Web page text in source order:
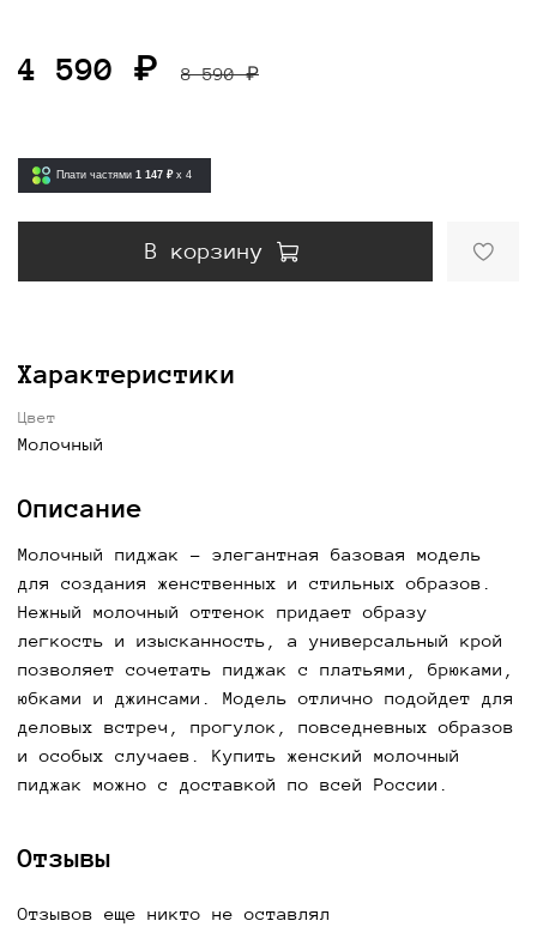
4 590 ₽ 8 590 ₽
Плати частями 1 147 ₽ x 4
В корзину
Характеристики
Цвет
Молочный
Описание
Молочный пиджак
- элегантная базовая модель
для создания женственных и стильных образов.
Нежный молочный оттенок придает образу
легкость и изысканность, а универсальный крой
позволяет сочетать пиджак с платьями, брюками,
юбками и джинсами. Модель отлично подойдет для
деловых встреч, прогулок, повседневных образов
и особых случаев. Купить женский молочный
пиджак можно с доставкой по всей России.
Отзывы
Отзывов еще никто не оставлял